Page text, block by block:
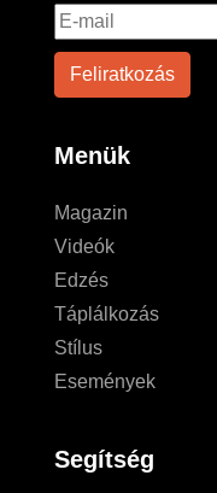
Menük
Magazin
Videók
Edzés
Táplálkozás
Stílus
Események
Segítség